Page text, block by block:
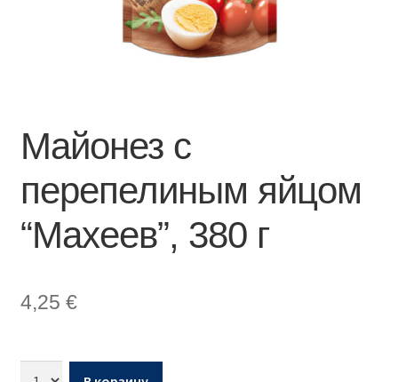
Майонез с
перепелиным яйцом
“Махеев”, 380 г
4,25 €